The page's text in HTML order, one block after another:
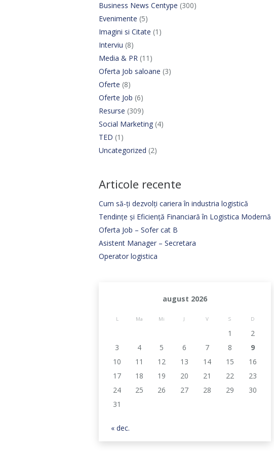
Business News Centype (300)
Evenimente (5)
Imagini si Citate (1)
Interviu (8)
Media & PR (11)
Oferta Job saloane (3)
Oferte (8)
Oferte Job (6)
Resurse (309)
Social Marketing (4)
TED (1)
Uncategorized (2)
Articole recente
Cum să-ți dezvolți cariera în industria logistică
Tendințe și Eficiență Financiară în Logistica Modernă
Oferta Job – Sofer cat B
Asistent Manager – Secretara
Operator logistica
august 2026
L Ma Mi J V S D
1
2
3
4 5 6 7 8
9
10
11 12 13 14 15
16
17
18 19 20 21 22
23
24
25 26 27 28 29
30
31
« dec.